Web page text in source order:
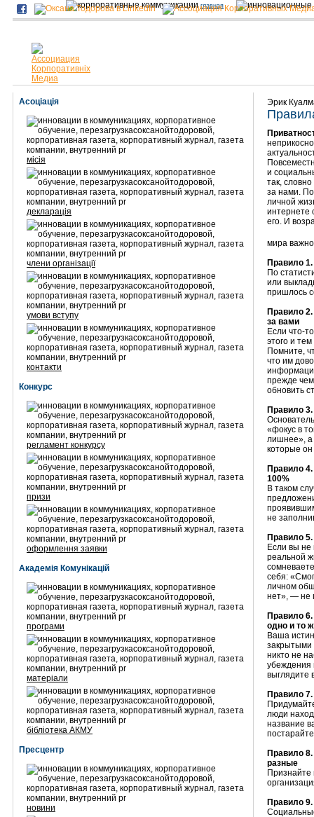
главная
Асоціація
місія
декларація
члени організації
умови вступу
контакти
Конкурс
регламент конкурсу
призи
оформлення заявки
Академія Комунікацій
програми
матеріали
бібліотека АКМУ
Пресцентр
новини
Эрик
и
так,
за нами.
личной
интернете
его. И
мира
Правило
По
или
пришлось
Правило
за вами
Если что-
этого и
Помните,
что им
прежде
обновить
Правило
«фокус в
лишнее», а
которые
Правило
100%
В таком
не
Правило
Если вы не
реальной
себя:
личном
нет», — не
Правило
одно и то
Ваша
закрытыми
никто не
убеждения
выглядите
Правило
люди
название
Правило
разные
Признайте
Правило